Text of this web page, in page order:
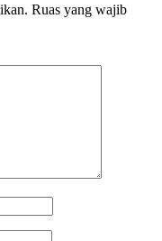
Ruas yang wajib